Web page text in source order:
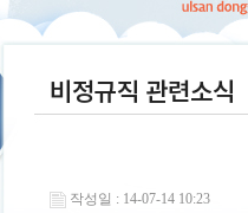
비정규직 관련소식
작성일 : 14-07-14 10:23